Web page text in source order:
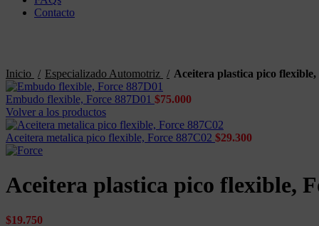
Contacto
Inicio
Especializado Automotriz Aceitera plastica pico
Embudo flexible, Force 887D01 $75.000
Volver a los productos
Aceitera metalica pico flexible, Force 887C02 $29.300
Aceitera plastica pico flexible,
$19.750